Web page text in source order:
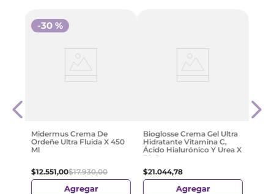
Midermus Crema De
Ordeñe Ultra Fluida X 450
Ml
$12.551,00$17.930,00
-30 %
Agregar
Bioglosse Crema Gel Ultra
Hidratante Vitamina C,
Ácido Hialurónico Y Urea X
50 Gr
$21.044,78
Agregar
Con